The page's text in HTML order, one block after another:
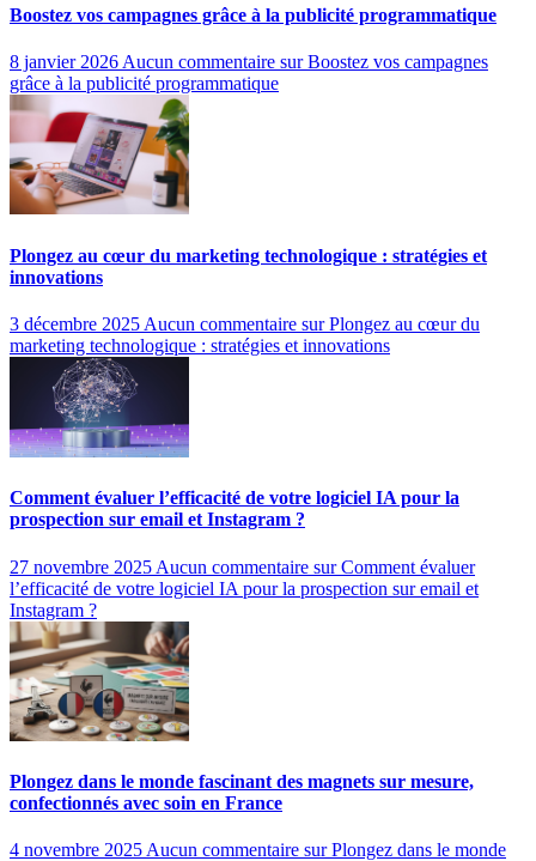
Boostez vos campagnes grâce à la publicité programmatique
8 janvier 2026Aucun commentaire sur Boostez vos campagnes
grâce à la publicité programmatique
Plongez au cœur du marketing technologique : stratégies et
innovations
3 décembre 2025 Aucun commentaire sur Plongez au cœur du
marketing technologique : stratégies et innovations
Comment évaluer l’efficacité de votre logiciel IA pour la
prospection sur email et Instagram ?
27 novembre 2025 Aucun commentaire sur Comment évaluer
l’efficacité de votre logiciel IA pour la prospection sur email et
Instagram ?
Plongez dans le monde fascinant des magnets sur mesure,
confectionnés avec soin en France
4 novembre 2025 Aucun commentaire sur Plongez dans le monde